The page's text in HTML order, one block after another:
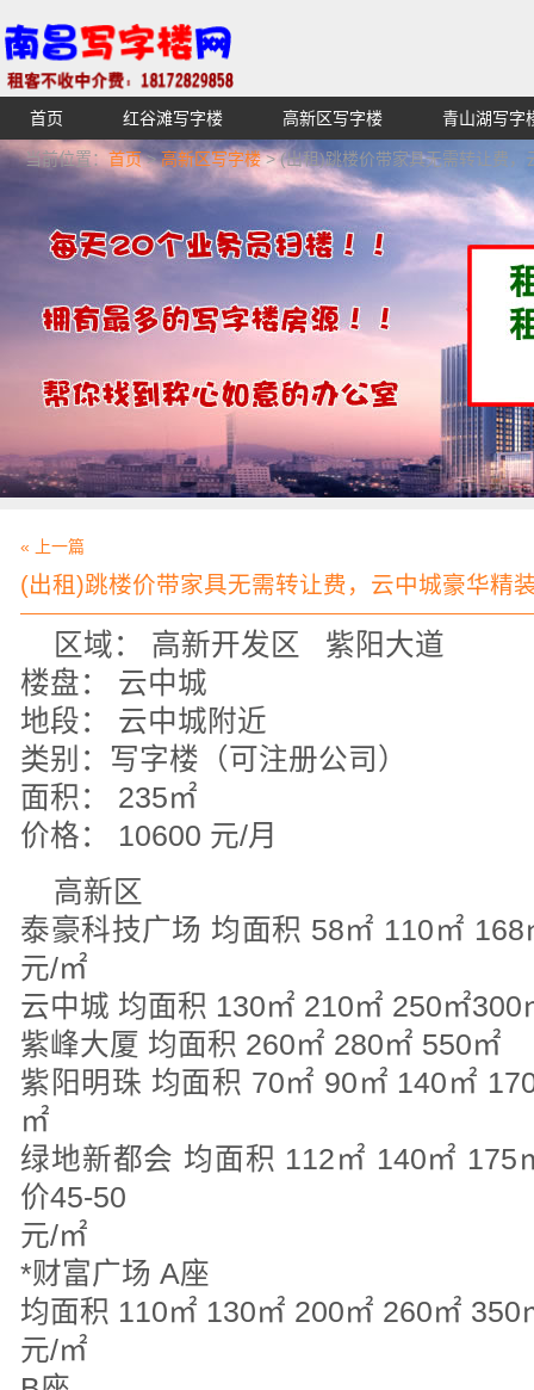
【不收中介费】南昌写字楼出租租赁招租出售,找高端高
湖青云谱写字楼
首页 红谷滩写字楼 高新区写字楼 青山湖写字
当前位置： 首页>高新区写字楼> (出租)跳楼价带家具无需转让费，
« 上一篇
(出租)跳楼价带家具无需转让费，云中城豪华精
区域： 高新开发区 紫阳大道
楼盘： 云中城
地段： 云中城附近
类别：写字楼（可注册公司）
面积： 235㎡
价格： 10600 元/月
高新区
泰豪科技广场 均面积 58㎡ 110㎡
元/㎡
云中城 均面积 130㎡ 210㎡ 250㎡
紫峰大厦 均面积 260㎡ 280㎡
紫阳明珠 均面积 70㎡ 90㎡ 140㎡
㎡
绿地新都会 均面积 112㎡ 140㎡ 175
价45-50
元/㎡
*财富广场 A座
均面积 110㎡ 130㎡ 200㎡ 260㎡ 350
元/㎡